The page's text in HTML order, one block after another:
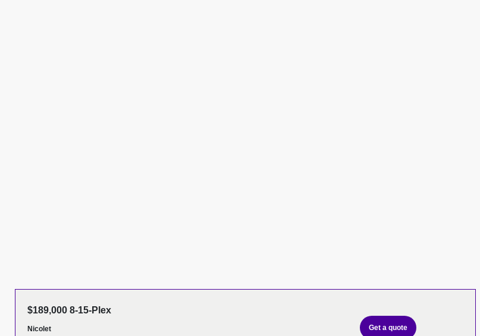
$189,000 8-15-Plex
Nicolet Get a quote